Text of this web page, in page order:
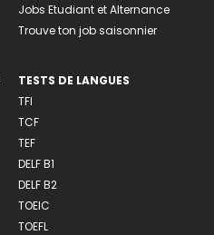
Jobs Etudiant et Alternance
Trouve ton job saisonnier
TESTS DE LANGUES
TFI
TCF
TEF
DELF B1
DELF B2
TOEIC
TOEFL